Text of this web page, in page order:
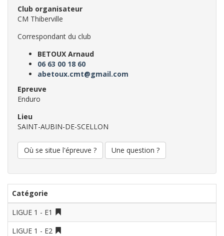
Club organisateur
CM Thiberville
Correspondant du club
BETOUX Arnaud
06 63 00 18 60
abetoux.cmt@gmail.com
Epreuve
Enduro
Lieu
SAINT-AUBIN-DE-SCELLON
Où se situe l'épreuve ? Une question ?
Catégorie
LIGUE 1 - E1
LIGUE 1 - E2